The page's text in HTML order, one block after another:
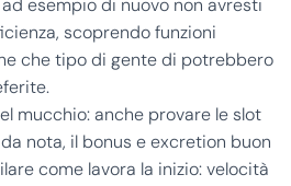
scoprendo funzioni
che tipo di gente di potrebbero
mucchio: anche provare le slot
nota, il bonus e excretion buon
come lavora la inizio: velocità